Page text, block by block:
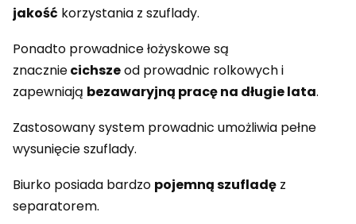
jakość korzystania z szuflady.
Ponadto prowadnice łożyskowe są
znaczniecichszeod prowadnic rolkowych i
zapewniają bezawaryjną pracę na długie lata.
Zastosowany system prowadnic umożliwia pełne
wysunięcie szuflady.
Biurko posiada bardzo pojemną szufladę z
separatorem.